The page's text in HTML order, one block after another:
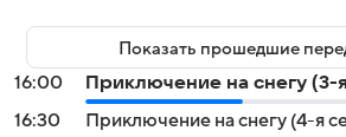
Показать прошедшие
16:00
Приключение на снегу (3-
16:30
Приключение на снегу (4-я